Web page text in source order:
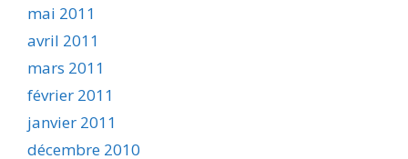
mai 2011
avril 2011
mars 2011
février 2011
janvier 2011
décembre 2010